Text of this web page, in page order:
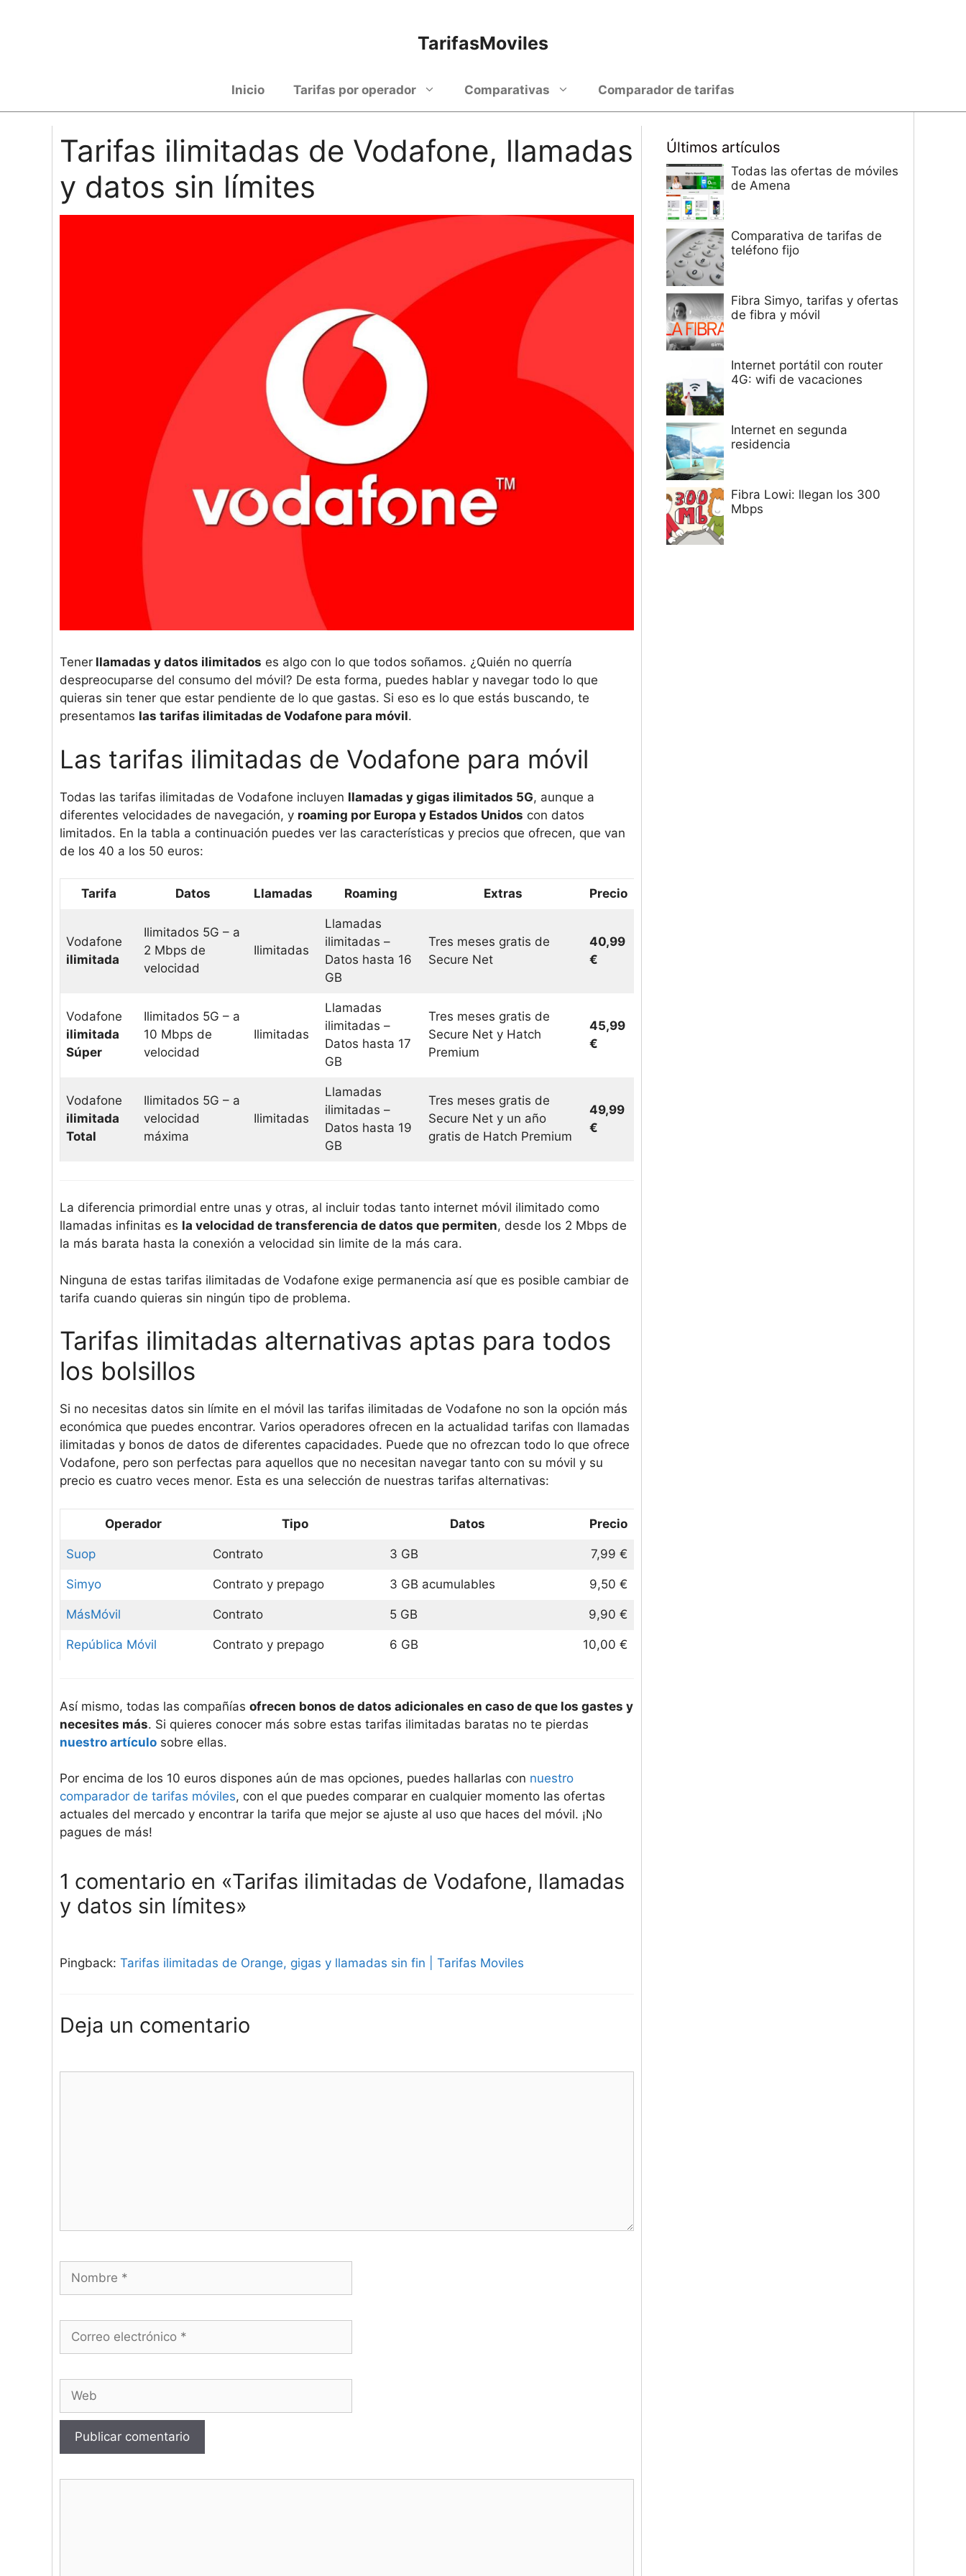
TarifasMoviles
Inicio Tarifas por operador Comparativas Comparador de tarifas
Tarifas ilimitadas de Vodafone, llamadas
y datos sin límites
Tener llamadas y datos ilimitados es algo con lo que todos soñamos. ¿Quién no querría
despreocuparse del consumo del móvil? De esta forma, puedes hablar y navegar todo lo que
quieras sin tener que estar pendiente de lo que gastas. Si eso es lo que estás buscando, te
presentamos las tarifas ilimitadas de Vodafone para móvil.
Las tarifas ilimitadas de Vodafone para móvil
Todas las tarifas ilimitadas de Vodafone incluyen llamadas y gigas ilimitados 5G, aunque a
diferentes velocidades de navegación, y roaming por Europa y Estados Unidos con datos
limitados. En la tabla a continuación puedes ver las características y precios que ofrecen, que van
de los 40 a los 50 euros:
Tarifa Datos Llamadas Roaming Extras Precio
Vodafone
ilimitada
Ilimitados 5G – a
2 Mbps de
velocidad
Ilimitadas
Llamadas
ilimitadas –
Datos hasta 16
GB
Tres meses gratis de
Secure Net
40,99
€
Vodafone
ilimitada
Súper
Ilimitados 5G – a
10 Mbps de
velocidad
Ilimitadas
Llamadas
ilimitadas –
Datos hasta 17
GB
Tres meses gratis de
Secure Net y Hatch
Premium
45,99
€
Vodafone
ilimitada
Total
Ilimitados 5G – a
velocidad
máxima
Ilimitadas
Llamadas
ilimitadas –
Datos hasta 19
GB
Tres meses gratis de
Secure Net y un año
gratis de Hatch Premium
49,99
€
La diferencia primordial entre unas y otras, al incluir todas tanto internet móvil ilimitado como
llamadas infinitas es la velocidad de transferencia de datos que permiten, desde los 2 Mbps de
la más barata hasta la conexión a velocidad sin limite de la más cara.
Ninguna de estas tarifas ilimitadas de Vodafone exige permanencia así que es posible cambiar de
tarifa cuando quieras sin ningún tipo de problema.
Tarifas ilimitadas alternativas aptas para todos
los bolsillos
Si no necesitas datos sin límite en el móvil las tarifas ilimitadas de Vodafone no son la opción más
económica que puedes encontrar. Varios operadores ofrecen en la actualidad tarifas con llamadas
ilimitadas y bonos de datos de diferentes capacidades. Puede que no ofrezcan todo lo que ofrece
Vodafone, pero son perfectas para aquellos que no necesitan navegar tanto con su móvil y su
precio es cuatro veces menor. Esta es una selección de nuestras tarifas alternativas:
Operador Tipo Datos Precio
Suop Contrato 3 GB 7,99 €
Simyo Contrato y prepago 3 GB acumulables 9,50 €
MásMóvil Contrato 5 GB 9,90 €
República Móvil Contrato y prepago 6 GB 10,00 €
Así mismo, todas las compañías ofrecen bonos de datos adicionales en caso de que los gastes y
necesites más. Si quieres conocer más sobre estas tarifas ilimitadas baratas no te pierdas
nuestro artículo sobre ellas.
Por encima de los 10 euros dispones aún de mas opciones, puedes hallarlas con nuestro
comparador de tarifas móviles, con el que puedes comparar en cualquier momento las ofertas
actuales del mercado y encontrar la tarifa que mejor se ajuste al uso que haces del móvil. ¡No
pagues de más!
1 comentario en «Tarifas ilimitadas de Vodafone, llamadas
y datos sin límites»
Pingback: Tarifas ilimitadas de Orange, gigas y llamadas sin fin | Tarifas Moviles
Deja un comentario
Últimos artículos
Todas las ofertas de móviles
de Amena
Comparativa de tarifas de
teléfono fijo
Fibra Simyo, tarifas y ofertas
de fibra y móvil
Internet portátil con router
4G: wifi de vacaciones
Internet en segunda
residencia
Fibra Lowi: llegan los 300
Mbps